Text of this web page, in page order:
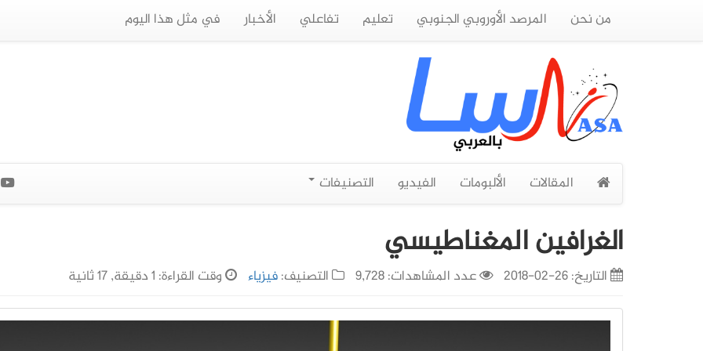
من نحن المرصد الأوروبي الجنوبي تعليم تفاعلي الأخبار في مثل هذا اليوم
المقالات الألبومات الفيديو التصنيفات
الغرافين المغناطيسي
التاريخ:26-02-2018 عدد المشاهدات: 9,728 التصنيف:فيزياء وقت القراءة: 1 دقيقة, 17 ثانية